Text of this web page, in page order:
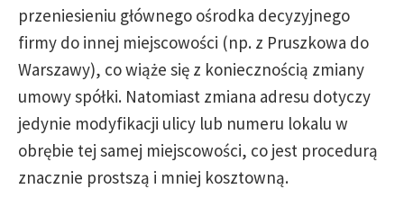
przeniesieniu głównego ośrodka decyzyjnego
firmy do innej miejscowości (np. z Pruszkowa do
Warszawy), co wiąże się z koniecznością zmiany
umowy spółki. Natomiast zmiana adresu dotyczy
jedynie modyfikacji ulicy lub numeru lokalu w
obrębie tej samej miejscowości, co jest procedurą
znacznie prostszą i mniej kosztowną.